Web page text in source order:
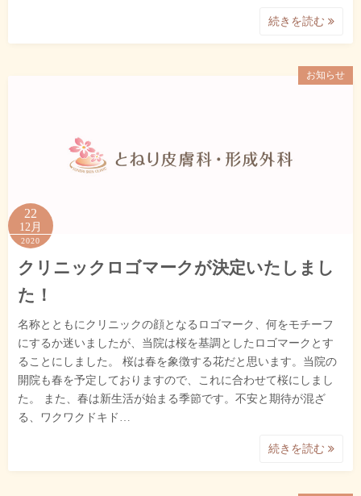
続きを読む
お知らせ
22
12月
2020
クリニックロゴマークが決定いたしまし
た！
名称とともにクリニックの顔となるロゴマーク、何をモチーフ
にするか迷いましたが、当院は桜を基調としたロゴマークとす
ることにしました。 桜は春を象徴する花だと思います。当院の
開院も春を予定しておりますので、これに合わせて桜にしまし
た。 また、春は新生活が始まる季節です。不安と期待が混ざ
る、ワクワクドキド…
続きを読む